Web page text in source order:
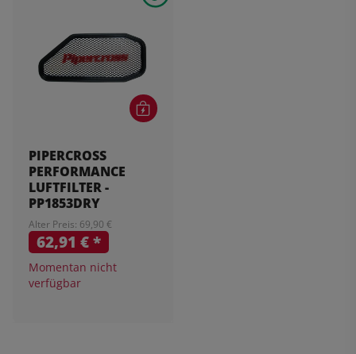
PIPERCROSS
PERFORMANCE
LUFTFILTER -
PP1853DRY
Alter Preis: 69,90 €
62,91 €*
Momentan nicht
verfügbar